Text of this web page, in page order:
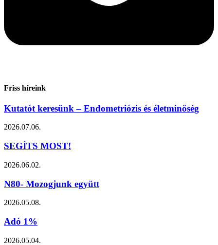
Friss híreink
Kutatót keresünk – Endometriózis és életminőség
2026.07.06.
SEGÍTS MOST!
2026.06.02.
N80- Mozogjunk együtt
2026.05.08.
Adó 1%
2026.05.04.